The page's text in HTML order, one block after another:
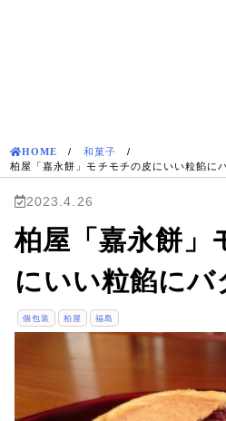
HOME / 和菓子 /
柏屋「嘉永餅」モチモチの皮にいい粒餡に
2023.4.26
柏屋「嘉永餅」
にいい粒餡に
個包装 柏屋 福島